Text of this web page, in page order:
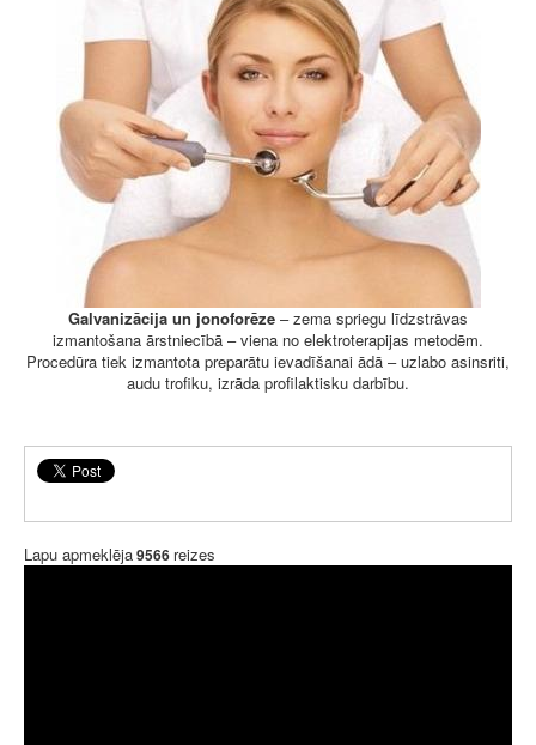
Galvanizācija un jonoforēze – zema spriegu līdzstrāvas
izmantošana ārstniecībā – viena no elektroterapijas metodēm.
Procedūra tiek izmantota preparātu ievadīšanai ādā – uzlabo asinsriti,
audu trofiku, izrāda profilaktisku darbību.
Lapu apmeklēja9566 reizes